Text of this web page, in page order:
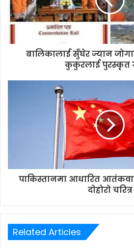
बालिकालाई सुँघेर ज्यान
कुकुरलाई पुरस्कृत
पाकिस्तानमा आधारित
दोहोरो चरित्र
Related Articles